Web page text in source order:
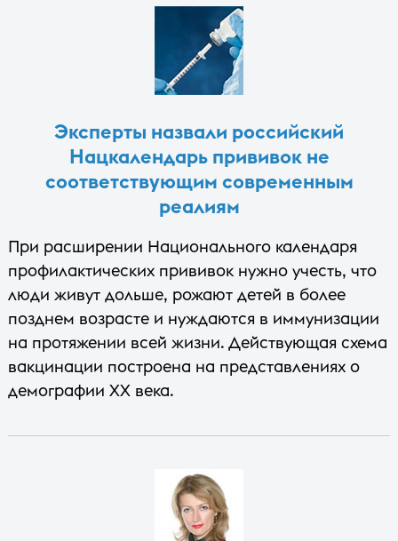
Эксперты назвали российский
Нацкалендарь прививок не
соответствующим современным
реалиям
При расширении Национального календаря
профилактических прививок нужно учесть, что
люди живут дольше, рожают детей в более
позднем возрасте и нуждаются в иммунизации
на протяжении всей жизни. Действующая схема
вакцинации построена на представлениях о
демографии XX века.